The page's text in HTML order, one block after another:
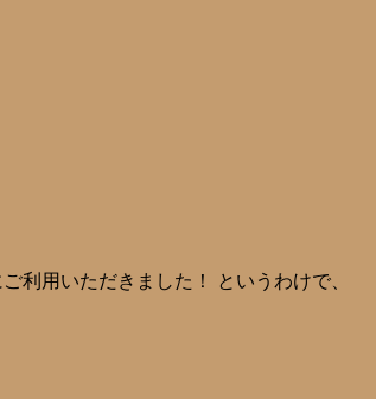
利用いただきました！ というわけで、